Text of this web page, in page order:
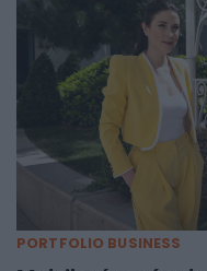
PORTFOLIO BUSINESS